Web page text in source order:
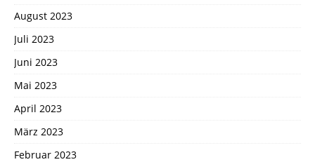
August 2023
Juli 2023
Juni 2023
Mai 2023
April 2023
März 2023
Februar 2023